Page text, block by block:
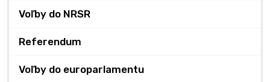
Voľby do NRSR
Referendum
Voľby do europarlamentu